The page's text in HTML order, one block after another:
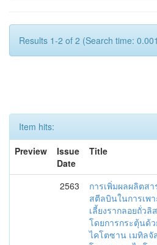
Results 1-2 of 2 (Search time:
Item hits:
Preview
Issue
Date
Title
2563
การเพิ่มผลผลิตสา
สตีลบินในการเพา
เลี้ยงรากลอยถั่วลิ
โดยการกระตุ้นด้ว
ไคโตซาน เมทิลจั